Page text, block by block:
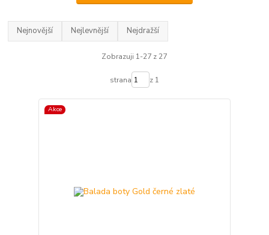
Nejnovější Nejlevnější Nejdražší
Zobrazuji 1-27 z 27
strana z 1
Akce